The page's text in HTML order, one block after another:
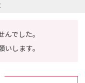
でした。
します。